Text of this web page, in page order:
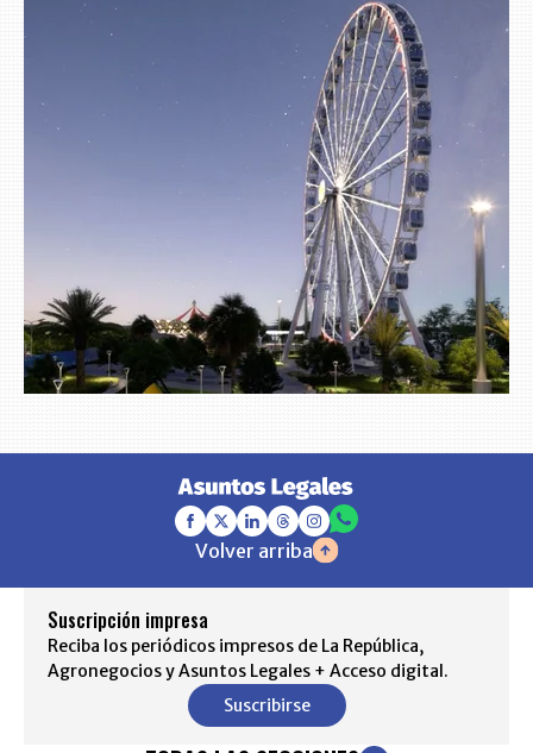
Volver arriba
Suscripción impresa
Reciba los periódicos impresos de La República,
Agronegocios y Asuntos Legales + Acceso digital.
Suscribirse